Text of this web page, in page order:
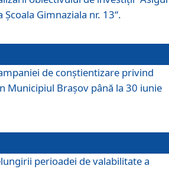
Gimnaziala nr. 13“.
de conștientizare privind
Municipiul Braşov până la 30 iunie
perioadei de valabilitate a